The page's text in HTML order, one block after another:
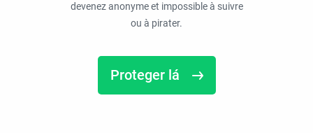
devenez anonyme et impossible à suivre
ou à pirater.
Proteger lá